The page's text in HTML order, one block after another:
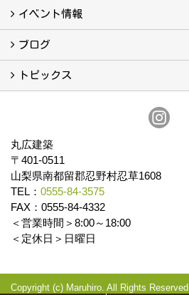
会社案内
まるひろの人
スタッフ紹介
プライバシーポリシー
イベント情報
イベント予告
イベント報告
ブログ
ブログ
トピックス
丸広建築
〒401-0511
山梨県南都留郡忍野村忍草1608
TEL： 0555-84-3575
FAX：0555-84-4332
＜営業時間＞8:00～18:00
＜定休日＞日曜日
Copyright (c) Maruhiro. All Rights Reserved.